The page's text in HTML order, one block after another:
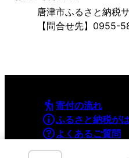
唐津市ふるさと納税
【問合せ先】0955-
寄付の流れ
ふるさと納税が
よくあるご質問
利用規約